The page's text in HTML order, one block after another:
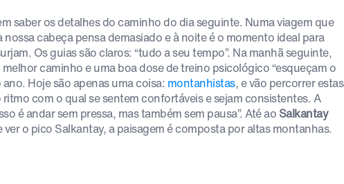
saber os detalhes do caminho do dia seguinte. Numa viagem que
cabeça pensa demasiado e à noite é o momento ideal para
Os guias são claros: “tudo a seu tempo”. Na manhã seguinte,
caminho e uma boa dose de treino psicológico “esqueçam o
Hoje são apenas uma coisa: montanhistas, e vão percorrer estas
com o qual se sentem confortáveis e sejam consistentes. A
é andar sem pressa, mas também sem pausa”. Até ao Salkantay
o pico Salkantay, a paisagem é composta por altas montanhas.